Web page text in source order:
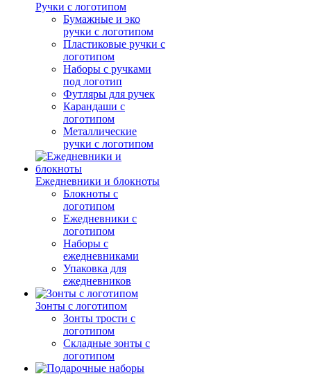
Ручки с логотипом
Бумажные и эко
ручки с логотипом
Пластиковые ручки с
логотипом
Наборы с ручками
под логотип
Футляры для ручек
Карандаши с
логотипом
Металлические
ручки с логотипом
Ежедневники и блокноты
Блокноты с
логотипом
Ежедневники с
логотипом
Наборы с
ежедневниками
Упаковка для
ежедневников
Зонты с логотипом
Зонты трости с
логотипом
Складные зонты с
логотипом